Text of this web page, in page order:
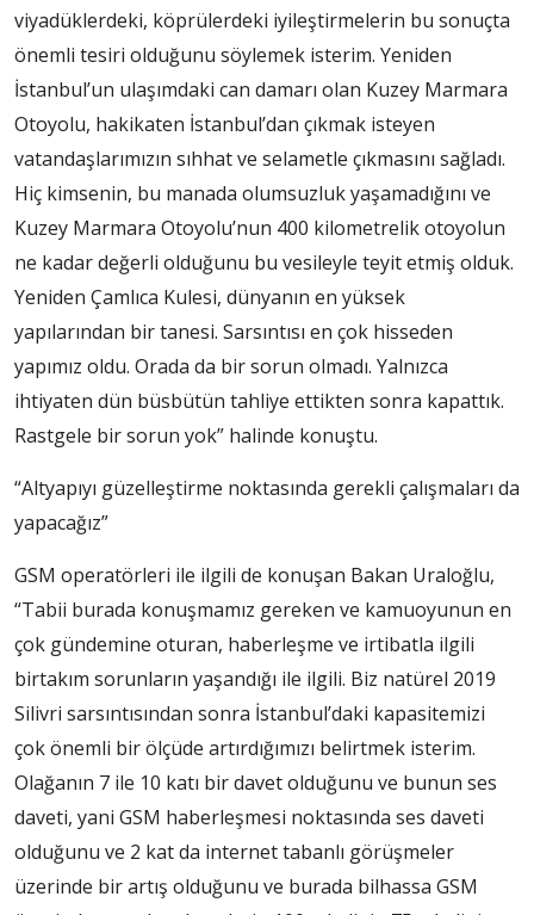
viyadüklerdeki, köprülerdeki iyileştirmelerin bu sonuçta
önemli tesiri olduğunu söylemek isterim. Yeniden
İstanbul’un ulaşımdaki can damarı olan Kuzey Marmara
Otoyolu, hakikaten İstanbul’dan çıkmak isteyen
vatandaşlarımızın sıhhat ve selametle çıkmasını sağladı.
Hiç kimsenin, bu manada olumsuzluk yaşamadığını ve
Kuzey Marmara Otoyolu’nun 400 kilometrelik otoyolun
ne kadar değerli olduğunu bu vesileyle teyit etmiş olduk.
Yeniden Çamlıca Kulesi, dünyanın en yüksek
yapılarından bir tanesi. Sarsıntısı en çok hisseden
yapımız oldu. Orada da bir sorun olmadı. Yalnızca
ihtiyaten dün büsbütün tahliye ettikten sonra kapattık.
Rastgele bir sorun yok” halinde konuştu.
“Altyapıyı güzelleştirme noktasında gerekli çalışmaları da
yapacağız”
GSM operatörleri ile ilgili de konuşan Bakan Uraloğlu,
“Tabii burada konuşmamız gereken ve kamuoyunun en
çok gündemine oturan, haberleşme ve irtibatla ilgili
birtakım sorunların yaşandığı ile ilgili. Biz natürel 2019
Silivri sarsıntısından sonra İstanbul’daki kapasitemizi
çok önemli bir ölçüde artırdığımızı belirtmek isterim.
Olağanın 7 ile 10 katı bir davet olduğunu ve bunun ses
daveti, yani GSM haberleşmesi noktasında ses daveti
olduğunu ve 2 kat da internet tabanlı görüşmeler
üzerinde bir artış olduğunu ve burada bilhassa GSM